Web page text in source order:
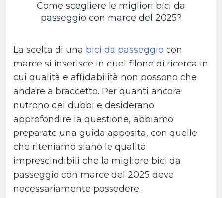
Come scegliere le migliori bici da
passeggio con marce del 2025?
La scelta di una bici da passeggio con
marce si inserisce in quel filone di ricerca in
cui qualità e affidabilità non possono che
andare a braccetto. Per quanti ancora
nutrono dei dubbi e desiderano
approfondire la questione, abbiamo
preparato una guida apposita, con quelle
che riteniamo siano le qualità
imprescindibili che la migliore bici da
passeggio con marce del 2025 deve
necessariamente possedere.